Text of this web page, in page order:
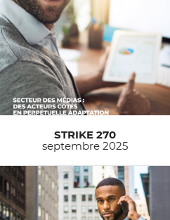
STRIKE 270
septembre 2025